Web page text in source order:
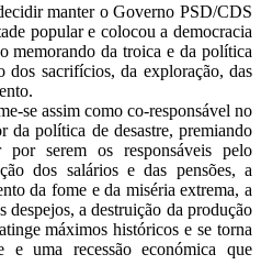
manter o Governo PSD/CDS
popular e colocou a democracia
memorando da troica e da política
dos sacrifícios, da exploração, das
se assim como co-responsável no
da política de desastre, premiando
por serem os responsáveis pelo
dos salários e das pensões, a
da fome e da miséria extrema, a
despejos, a destruição da produção
máximos históricos e se torna
e uma recessão económica que